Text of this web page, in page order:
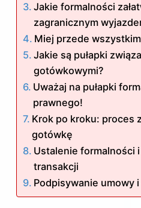
Jakie formalności
zagranicznym
Miej przede
Jakie są pułapki
gotówkowymi?
Uważaj na pułapki
prawnego!
Krok po kroku: proces
gotówkę
Ustalenie formalności
transakcji
Podpisywanie umowy